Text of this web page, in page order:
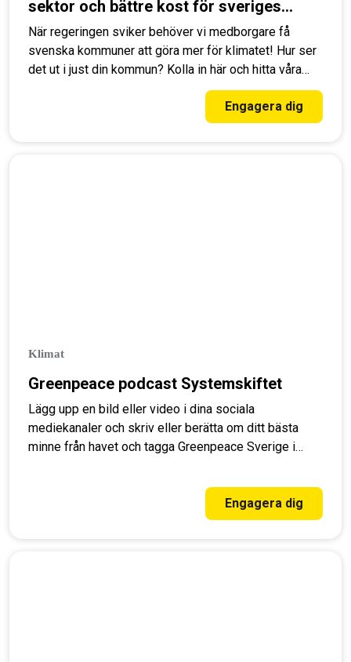
sektor och bättre kost för sveriges
kommuner
När regeringen sviker behöver vi medborgare få
svenska kommuner att göra mer för klimatet! Hur ser
det ut i just din kommun? Kolla in här och hitta våra
enkla verktyg där du kan påverka.
Engagera dig
Klimat
Greenpeace podcast Systemskiftet
Lägg upp en bild eller video i dina sociala
mediekanaler och skriv eller berätta om ditt bästa
minne från havet och tagga Greenpeace Sverige i
Engagera dig